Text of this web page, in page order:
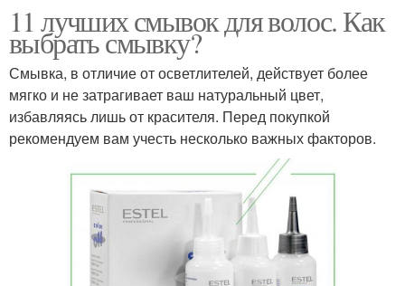
11 лучших смывок для волос. Как
выбрать смывку?
Смывка, в отличие от осветлителей, действует более
мягко и не затрагивает ваш натуральный цвет,
избавляясь лишь от красителя. Перед покупкой
рекомендуем вам учесть несколько важных факторов.